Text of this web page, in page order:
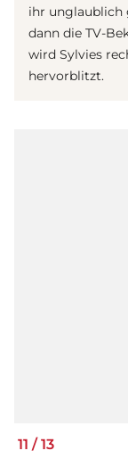
ihr unglaublich
dann die TV-
wird Sylvies
hervorblitzt.
11 / 13